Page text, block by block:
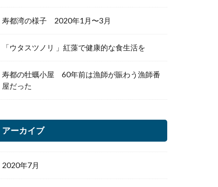
寿都湾の様子 2020年1月〜3月
「ウタスツノリ 」紅藻で健康的な食生活を
寿都の牡蠣小屋 60年前は漁師が賑わう漁師番
屋だった
アーカイブ
2020年7月